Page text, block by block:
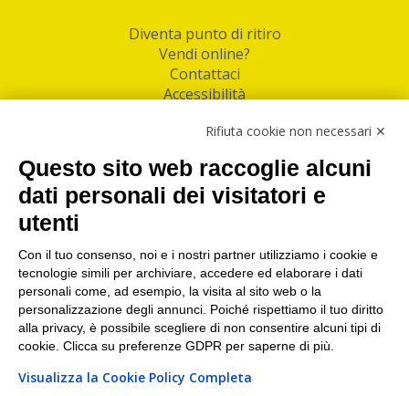
Diventa punto di ritiro
Vendi online?
Contattaci
Accessibilità
Facebook
Linkedin
I nostri punti di ritiro e spedizione pacchi nelle
maggiori città italiane
Torino|Milano|Roma|Bologna|Firenze| Genova
Napoli|Varese
Rifiuta cookie non necessari ✕
Questo sito web raccoglie alcuni
dati personali dei visitatori e
utenti
Con il tuo consenso, noi e i nostri partner utilizziamo i cookie e
tecnologie simili per archiviare, accedere ed elaborare i dati
personali come, ad esempio, la visita al sito web o la
personalizzazione degli annunci. Poiché rispettiamo il tuo diritto
alla privacy, è possibile scegliere di non consentire alcuni tipi di
cookie. Clicca su preferenze GDPR per saperne di più.
Visualizza la Cookie Policy Completa